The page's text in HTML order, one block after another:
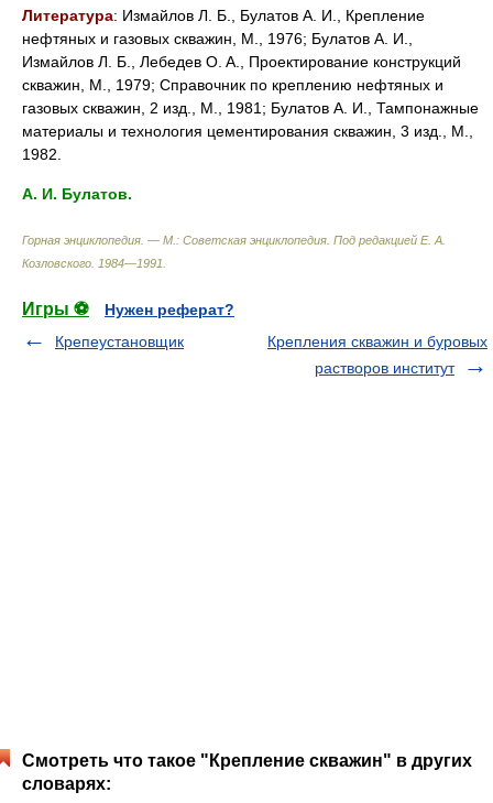
Литература: Измайлов Л. Б., Булатов A. И., Крепление
нефтяных и газовых скважин, M., 1976; Булатов A. И.,
Измайлов Л. Б., Лебедев O. A., Проектирование конструкций
скважин, M., 1979; Справочник по креплению нефтяных и
газовых скважин, 2 изд., M., 1981; Булатов A. И., Тампонажные
материалы и технология цементирования скважин, 3 изд., M.,
1982.
A. И. Булатов.
Горная энциклопедия. — М.: Советская энциклопедия Под редакцией Е. А.
Козловского 1984—1991
Игры ⚽
Нужен реферат?
Крепеустановщик
Крепления скважин и буровых
растворов институт
Смотреть что такое "Крепление скважин" в других
словарях: